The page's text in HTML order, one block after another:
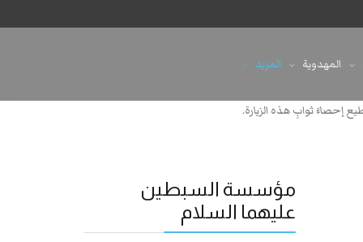
المهدوية المزيد
إحصاءَ ثوابِ هذه الزيارة.
مؤسسة السبطين
عليهما السلام